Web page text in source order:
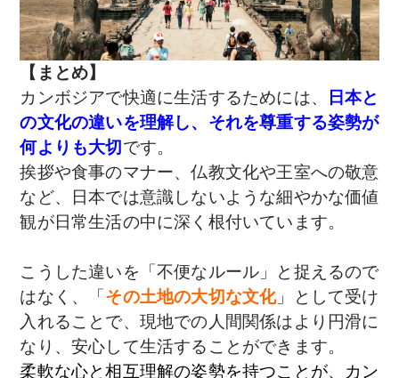
【まとめ】
カンボジアで快適に生活するためには、
日本と
の文化の違いを理解し、それを尊重する姿勢が
何よりも大切です。
挨拶や食事のマナー、仏教文化や王室への敬意
など、日本では意識しないような細やかな価値
観が日常生活の中に深く根付いています。
こうした違いを「不便なルール」と捉えるので
はなく、「その土地の大切な文化」として受け
入れることで、現地での人間関係はより円滑に
なり、安心して生活することができます。
柔軟な心と相互理解の姿勢を持つことが、カン